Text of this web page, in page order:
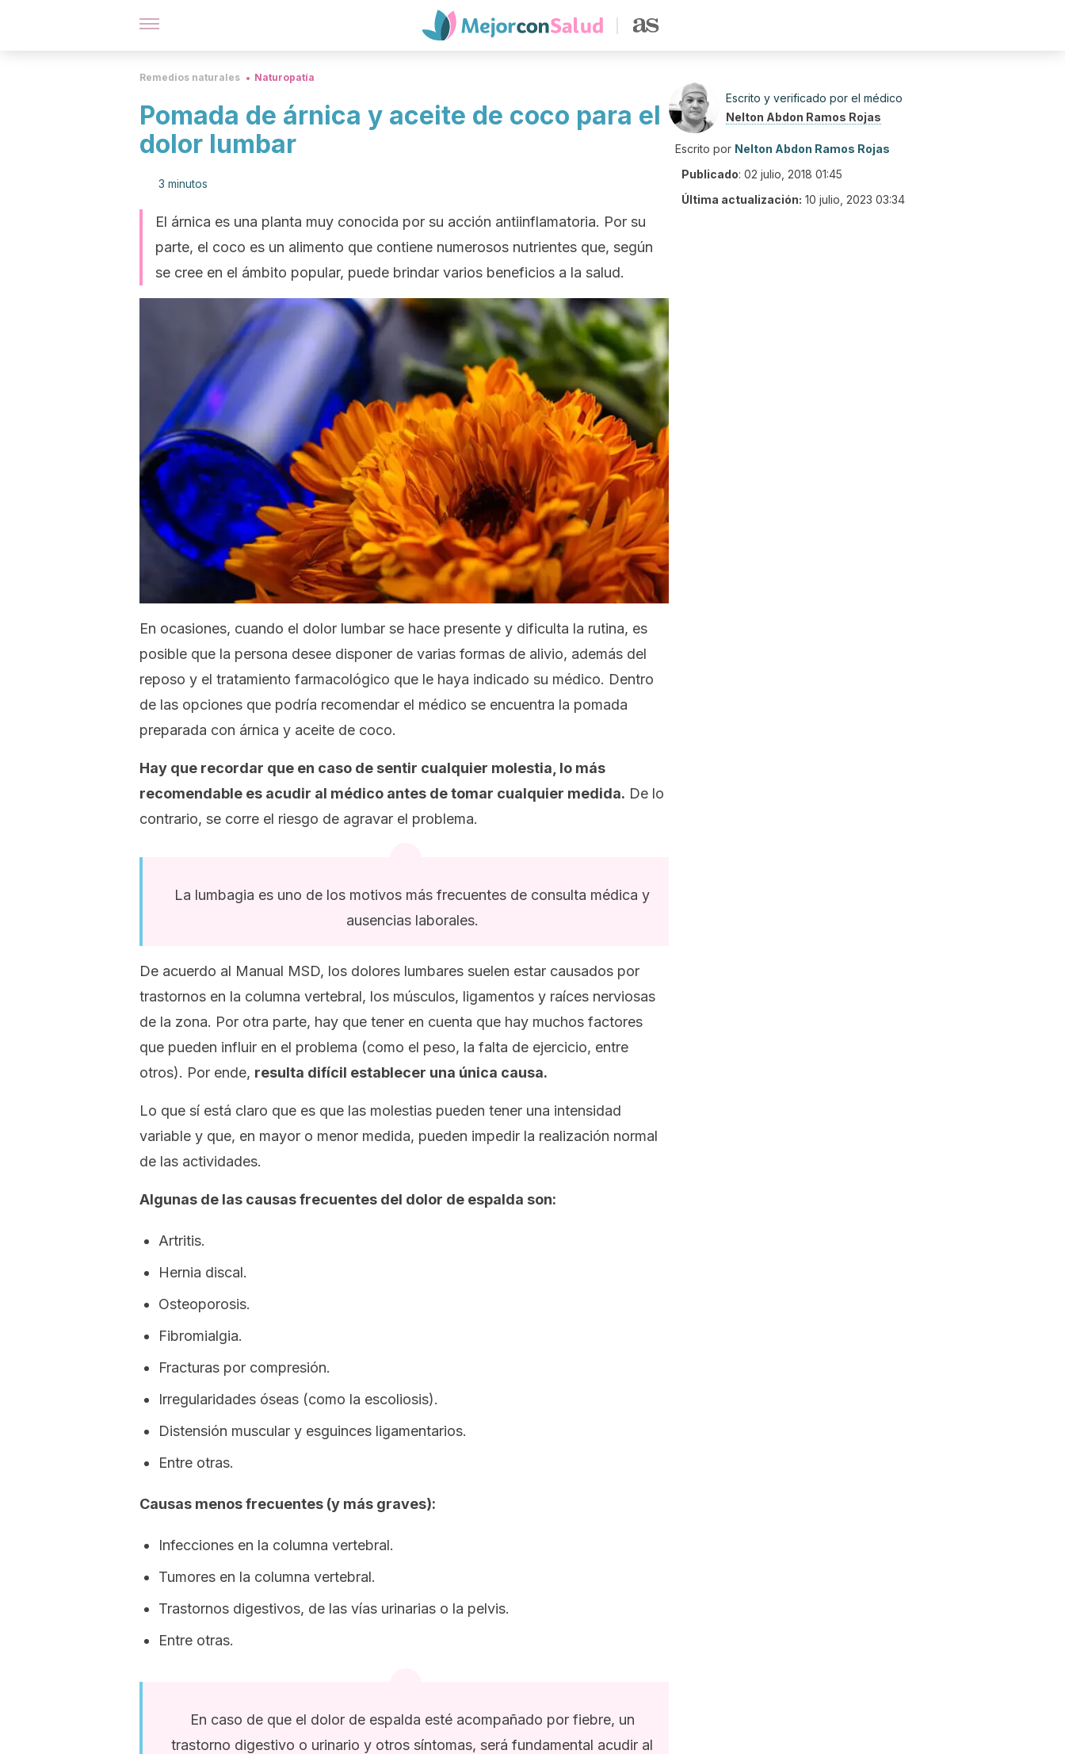
Remedios naturales Naturopatía
Pomada de árnica y aceite de coco para el
dolor lumbar
3 minutos
El árnica es una planta muy conocida por su acción antiinflamatoria. Por su
parte, el coco es un alimento que contiene numerosos nutrientes que, según
se cree en el ámbito popular, puede brindar varios beneficios a la salud.
En ocasiones, cuando el dolor lumbar se hace presente y dificulta la rutina, es
posible que la persona desee disponer de varias formas de alivio, además del
reposo y el tratamiento farmacológico que le haya indicado su médico. Dentro
de las opciones que podría recomendar el médico se encuentra la pomada
preparada con árnica y aceite de coco.
Hay que recordar que en caso de sentir cualquier molestia, lo más
recomendable es acudir al médico antes de tomar cualquier medida. De lo
contrario, se corre el riesgo de agravar el problema.
La lumbagia es uno de los motivos más frecuentes de consulta médica y
ausencias laborales.
De acuerdo al Manual MSD, los dolores lumbares suelen estar causados por
trastornos en la columna vertebral, los músculos, ligamentos y raíces nerviosas
de la zona. Por otra parte, hay que tener en cuenta que hay muchos factores
que pueden influir en el problema (como el peso, la falta de ejercicio, entre
otros). Por ende, resulta difícil establecer una única causa.
Lo que sí está claro que es que las molestias pueden tener una intensidad
variable y que, en mayor o menor medida, pueden impedir la realización normal
de las actividades.
Algunas de las causas frecuentes del dolor de espalda son:
Artritis.
Hernia discal.
Osteoporosis.
Fibromialgia.
Fracturas por compresión.
Irregularidades óseas (como la escoliosis).
Distensión muscular y esguinces ligamentarios.
Entre otras.
Causas menos frecuentes (y más graves):
Infecciones en la columna vertebral.
Tumores en la columna vertebral.
Trastornos digestivos, de las vías urinarias o la pelvis.
Entre otras.
En caso de que el dolor de espalda esté acompañado por fiebre, un
trastorno digestivo o urinario y otros síntomas, será fundamental acudir al
Escrito y verificado por el médico
Nelton Abdon Ramos Rojas
Escrito por Nelton Abdon Ramos Rojas
Publicado: 02 julio, 2018 01:45
Última actualización: 10 julio, 2023 03:34